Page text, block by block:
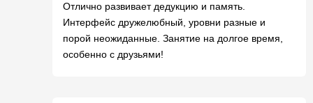
Отлично развивает дедукцию и память.
Интерфейс дружелюбный, уровни разные и
порой неожиданные. Занятие на долгое время,
особенно с друзьями!